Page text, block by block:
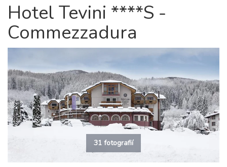
Hotel Tevini ****S -
Commezzadura
31 fotografií